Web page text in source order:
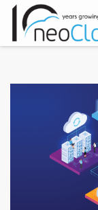
Username
Password